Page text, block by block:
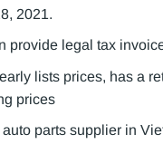
2021.
provide legal tax
lists prices, has a
prices
parts supplier in